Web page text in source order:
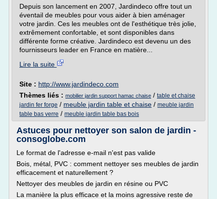
Depuis son lancement en 2007, Jardindeco offre tout un
éventail de meubles pour vous aider à bien aménager
votre jardin. Ces les meubles ont de l'esthétique très jolie,
extrêmement confortable, et sont disponibles dans
différente forme créative. Jardindeco est devenu un des
fournisseurs leader en France en matière...
Lire la suite
Site : http://www.jardindeco.com
Thèmes liés : mobilier jardin support hamac chaise / table et chaise
jardin fer forge / meuble jardin table et chaise / meuble jardin
table bas verre / meuble jardin table bas bois
Astuces pour nettoyer son salon de jardin -
consoglobe.com
Le format de l'adresse e-mail n'est pas valide
Bois, métal, PVC : comment nettoyer ses meubles de jardin
efficacement et naturellement ?
Nettoyer des meubles de jardin en résine ou PVC
La manière la plus efficace et la moins agressive reste de